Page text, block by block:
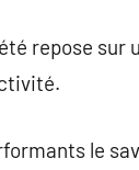
repose
le